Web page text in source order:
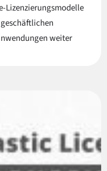
Lizenzierungsmodelle
weiter